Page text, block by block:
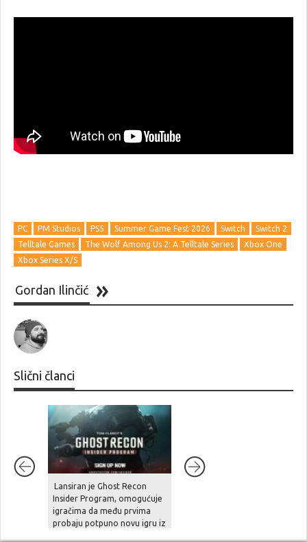
PC PM Studios PS5 Summer Game Fest 2026 Switch
Switch 2
Telltale Games
The Wolf Among Us 2: A Telltale Series
Xbox One
Xbox Series X/S
Gordan Ilinčić
Slični članci
Lansiran je Ghost Recon
Insider Program, omogućuje
igračima da među prvima
probaju potpuno novu igru iz
7.7